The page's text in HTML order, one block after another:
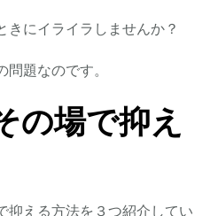
きにイライラしませんか？
題なのです。
の場で抑え
抑える方法を３つ紹介してい